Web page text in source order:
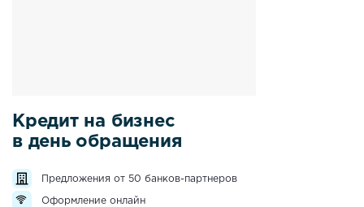
Кредит на бизнес
в день обращения
Предложения от 50 банков-партнеров
Оформление онлайн